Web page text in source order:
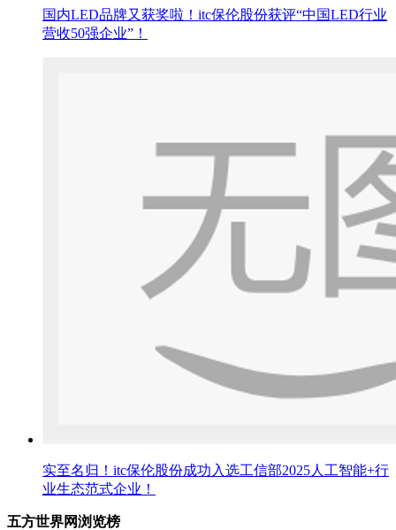
国内LED品牌又获奖啦！itc保伦股份获评“中国LED行业
营收50强企业”！
实至名归！itc保伦股份成功入选工信部2025人工智能+行
业生态范式企业！
五方世界网浏览榜